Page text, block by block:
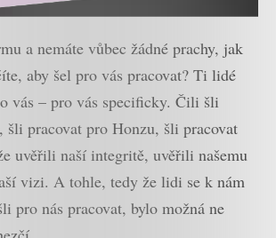
a nemáte vůbec žádné prachy, jak
aby šel pro vás pracovat? Ti lidé
vás – pro vás specificky. Čili šli
šli pracovat pro Honzu, šli pracovat
uvěřili naší integritě, uvěřili našemu
vizi. A tohle, tedy že lidi se k nám
pro nás pracovat, bylo možná ne